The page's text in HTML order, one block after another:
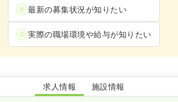
最新の募集状況が知りたい
実際の職場環境や給与が知りたい
日見中央病院
求人情報 施設情報